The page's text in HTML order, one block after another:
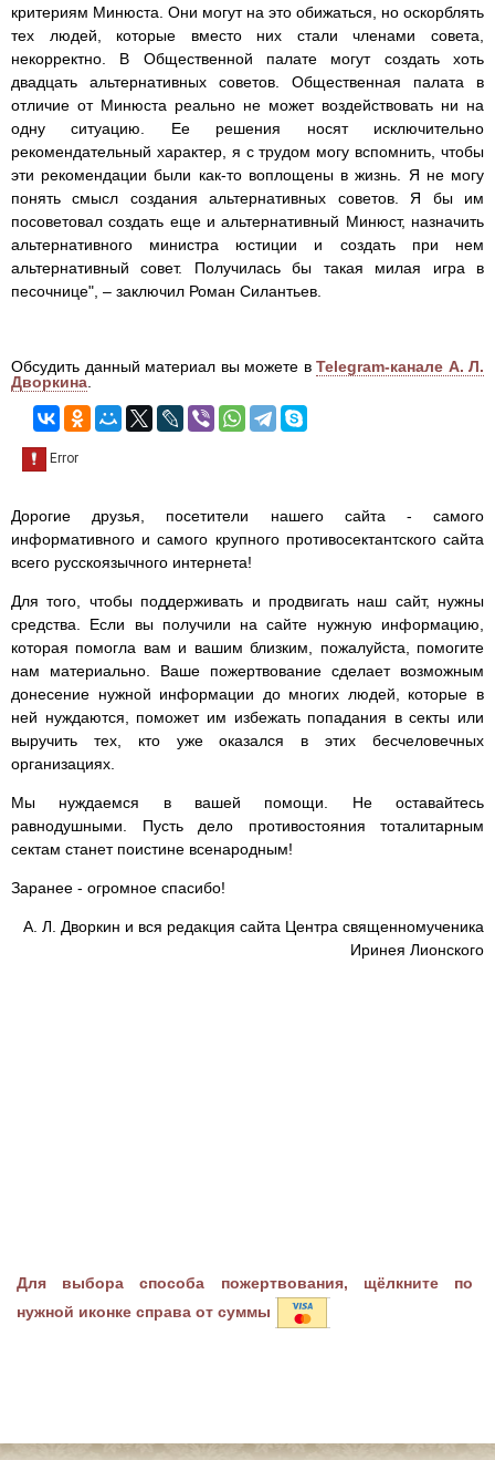
критериям Минюста. Они могут на это обижаться, но оскорблять
тех людей, которые вместо них стали членами совета,
некорректно. В Общественной палате могут создать хоть
двадцать альтернативных советов. Общественная палата в
отличие от Минюста реально не может воздействовать ни на
одну ситуацию. Ее решения носят исключительно
рекомендательный характер, я с трудом могу вспомнить, чтобы
эти рекомендации были как-то воплощены в жизнь. Я не могу
понять смысл создания альтернативных советов. Я бы им
посоветовал создать еще и альтернативный Минюст, назначить
альтернативного министра юстиции и создать при нем
альтернативный совет. Получилась бы такая милая игра в
песочнице", – заключил Роман Силантьев.
Обсудить данный материал вы можете в Telegram-канале А. Л.
Дворкина
Дорогие друзья, посетители нашего сайта - самого
информативного и самого крупного противосектантского сайта
всего русскоязычного интернета!
Для того, чтобы поддерживать и продвигать наш сайт, нужны
средства. Если вы получили на сайте нужную информацию,
которая помогла вам и вашим близким, пожалуйста, помогите
нам материально. Ваше пожертвование сделает возможным
донесение нужной информации до многих людей, которые в
ней нуждаются, поможет им избежать попадания в секты или
выручить тех, кто уже оказался в этих бесчеловечных
организациях.
Мы нуждаемся в вашей помощи. Не оставайтесь
равнодушными. Пусть дело противостояния тоталитарным
сектам станет поистине всенародным!
Заранее - огромное спасибо!
А. Л. Дворкин и вся редакция сайта Центра священномученика
Иринея Лионского
Для выбора способа пожертвования, щёлкните по
нужной иконке справа от суммы